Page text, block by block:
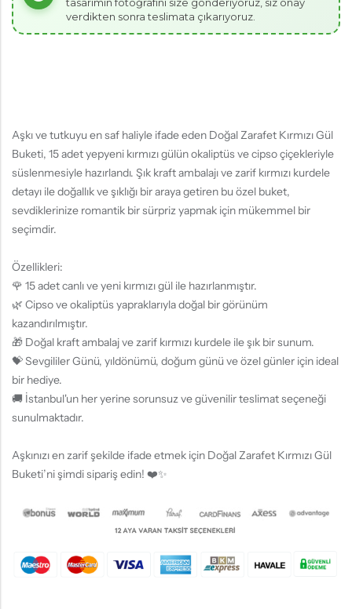
verdikten sonra teslimata çıkarıyoruz.
Aşkı ve tutkuyu en saf haliyle ifade eden Doğal Zarafet Kırmızı Gül
Buketi, 15 adet yepyeni kırmızı gülün okaliptüs ve cipso çiçekleriyle
süslenmesiyle hazırlandı. Şık kraft ambalajı ve zarif kırmızı kurdele
detayı ile doğallık ve şıklığı bir araya getiren bu özel buket,
sevdiklerinize romantik bir sürpriz yapmak için mükemmel bir
seçimdir.
Özellikleri:
🌹 15 adet canlı ve yeni kırmızı gül ile hazırlanmıştır.
🌿 Cipso ve okaliptüs yapraklarıyla doğal bir görünüm
kazandırılmıştır.
🎁 Doğal kraft ambalaj ve zarif kırmızı kurdele ile şık bir sunum.
💝 Sevgililer Günü, yıldönümü, doğum günü ve özel günler için ideal
bir hediye.
🚚 İstanbul'un her yerine sorunsuz ve güvenilir teslimat seçeneği
sunulmaktadır.
Aşkınızı en zarif şekilde ifade etmek için Doğal Zarafet Kırmızı Gül
Buketi’ni şimdi sipariş edin! ❤️✨